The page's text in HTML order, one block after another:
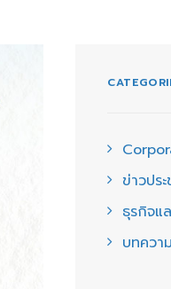
ข่าวปร
ธุรกิจแ
บทความ